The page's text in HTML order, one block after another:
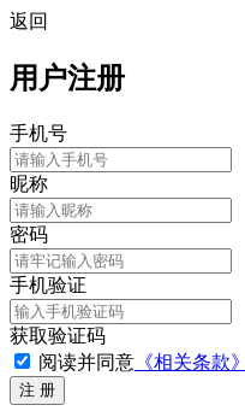
返回
用户注册
手机号
昵称
密码
手机验证
获取验证码
阅读并同意 《相关条款》